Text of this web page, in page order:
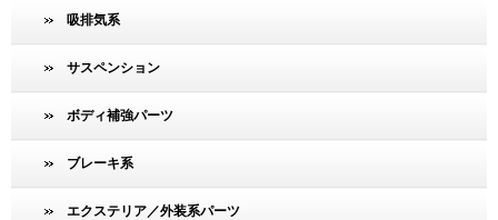
吸排気系
サスペンション
ボディ補強パーツ
ブレーキ系
エクステリア／外装系パーツ